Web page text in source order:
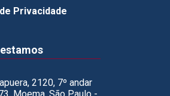
Privacidade
2120, 7º andar